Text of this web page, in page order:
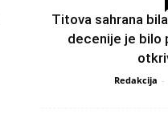
Titova sahrana
decenije je bilo
Redakcija -